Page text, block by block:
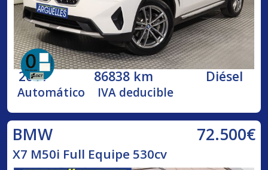
2021 86838 km Diésel
Automático IVA deducible
BMW 72.500€
X7 M50i Full Equipe 530cv